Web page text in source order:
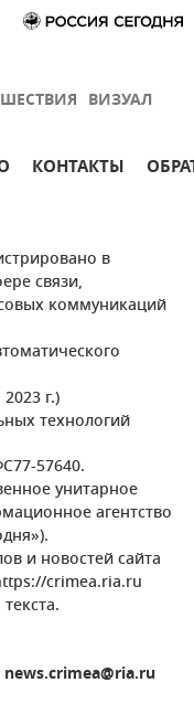
ВИЗУАЛ
КОНТАКТЫ
в
связи,
коммуникаций
г.)
технологий
57640.
унитарное
агентство
и новостей сайта
crimea.ria.ru
news.crimea@ria.ru